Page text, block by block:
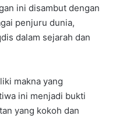
ini disambut dengan
penjuru dunia,
dalam sejarah dan
makna yang
ini menjadi bukti
yang kokoh dan